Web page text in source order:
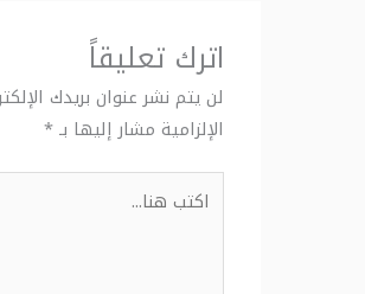
اترك تعليقاً
لن يتم نشر عنوان بريدك الإلكتروني.
الإلزامية مشار إليها بـ*